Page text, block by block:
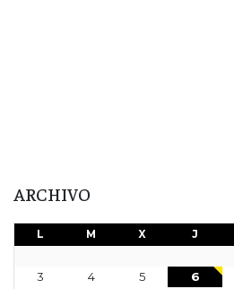
ARCHIVO
L M X J
3
4 5 6